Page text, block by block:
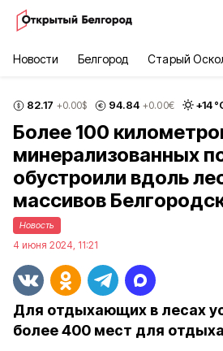
Новости Белгород Старый
82.17 +0.00$ 94.84 +0.00€ +14
Более 100
минерализованных
обустроили вдоль
массивов
Новость
4 июня 2024, 11:21
Для отдыхающих в лесах
более 400 мест для